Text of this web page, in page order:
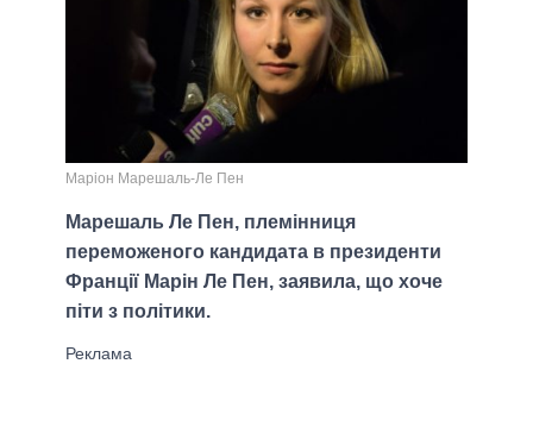
Маріон Марешаль-Ле Пен
Марешаль Ле Пен, племінниця
переможеного кандидата в президенти
Франції Марін Ле Пен, заявила, що хоче
піти з політики.